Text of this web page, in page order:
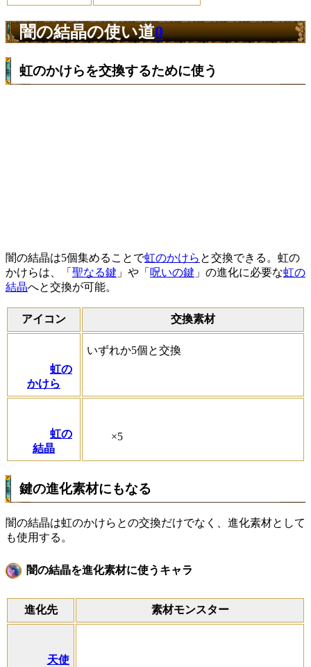
闇の結晶の使い道0
虹のかけらを交換するために使う
闇の結晶は5個集めることで虹のかけら と交換できる。虹の
かけらは、「 聖なる鍵 」や「 呪いの鍵 」の進化に必要な虹の
結晶へと交換が可能。
アイコン 交換素材
虹の
かけら
いずれか5個と交換
虹の
結晶
×5
鍵の進化素材にもなる
闇の結晶は虹のかけらとの交換だけでなく、進化素材として
も使用する。
闇の結晶を進化素材に使うキャラ
進化先 素材モンスター
天使